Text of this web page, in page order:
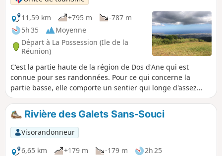
montée et permet de rejoindre tranquillement la voiture.
Voir & infos pratiques.
11,59 km
+795 m
-787 m
5h 35
Moyenne
Départ à La Possession (Ile de la
Réunion)
C'est la partie haute de la région de Dos d'Ane qui est
connue pour ses randonnées. Pour ce qui concerne la
partie basse, elle comporte un sentier qui longe d'assez
près le rempart et qui s'appelle le Sentier de Bord.
Certaines parties sont cependant urbaines et en travaux
mais l'accès est autorisé. La partie haute chemine sur une
crête avec une forêt de moyenne altitude. L'arrivée à l'aire
de décollage des parapentes offre une vue unique sur le
littoral de la Possession à Saint-Paul.
Rivière des Galets Sans-Souci
Visorandonneur
6,65 km
+179 m -179 m
2h 25